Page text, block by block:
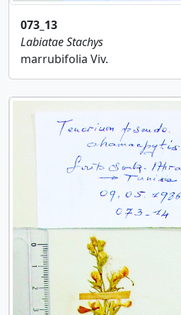
073_13
LabiataeStachys
marrubifolia Viv.